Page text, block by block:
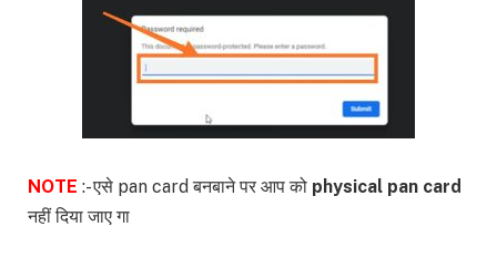
NOTE :- एसे pan card बनबाने पर आप को physical pan card
नहीं दिया जाए गा